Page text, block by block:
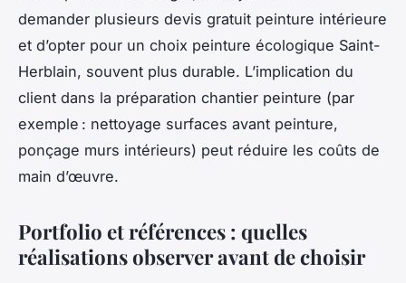
demander plusieurs devis gratuit peinture intérieure
et d’opter pour un choix peinture écologique Saint-
Herblain, souvent plus durable. L’implication du
client dans la préparation chantier peinture (par
exemple : nettoyage surfaces avant peinture,
ponçage murs intérieurs) peut réduire les coûts de
main d’œuvre.
Portfolio et références : quelles
réalisations observer avant de choisir